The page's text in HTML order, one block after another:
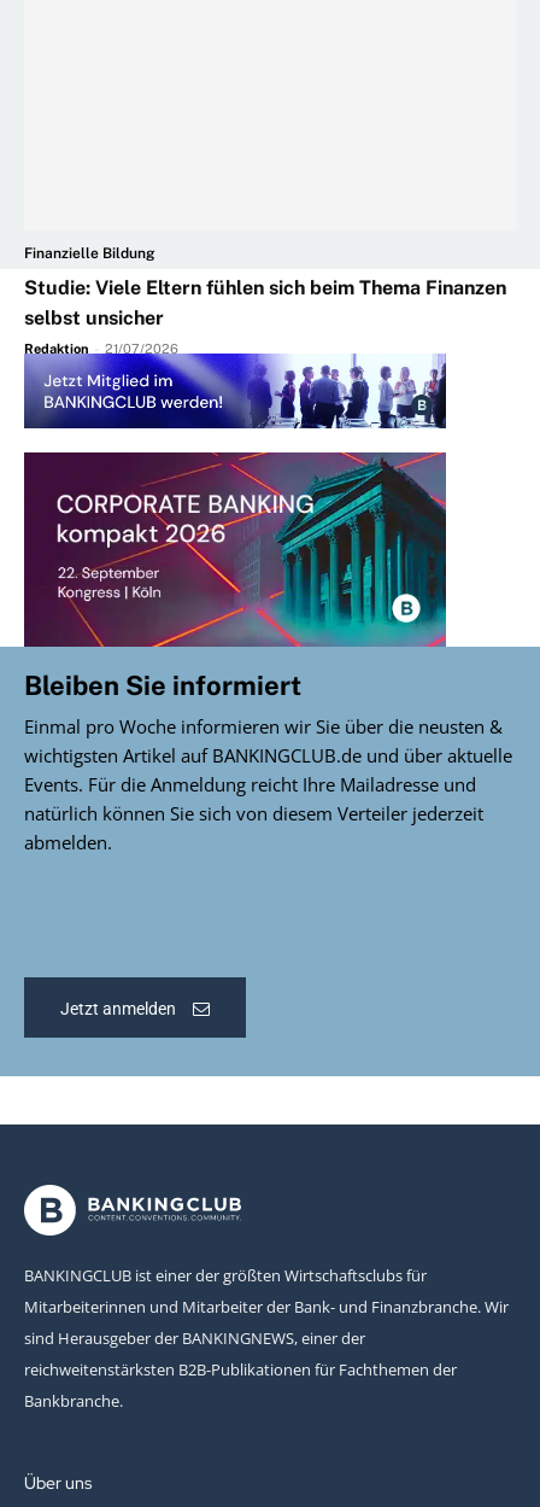
Finanzielle Bildung
Studie: Viele Eltern fühlen sich beim Thema Finanzen
selbst unsicher
Redaktion - 21/07/2026
Bleiben Sie informiert
Einmal pro Woche informieren wir Sie über die neusten &
wichtigsten Artikel auf BANKINGCLUB.de und über aktuelle
Events. Für die Anmeldung reicht Ihre Mailadresse und
natürlich können Sie sich von diesem Verteiler jederzeit
abmelden.
Jetzt anmelden
BANKINGCLUB ist einer der größten Wirtschaftsclubs für
Mitarbeiterinnen und Mitarbeiter der Bank- und Finanzbranche. Wir
sind Herausgeber der BANKINGNEWS, einer der
reichweitenstärksten B2B-Publikationen für Fachthemen der
Bankbranche.
Über uns